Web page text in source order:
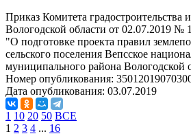
Приказ Комитета градостроительства
Вологодской области от 02.07.2019 №
"О подготовке проекта правил
сельского поселения Вепсское
муниципального района Вологодской
Номер опубликования:
Дата опубликования: 03.07.2019
1 10 20 50 ВСЕ
1 2 3 4 ... 16